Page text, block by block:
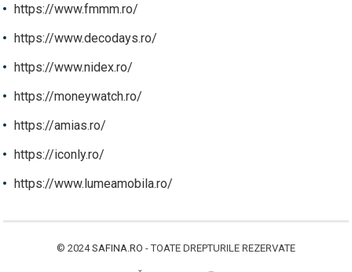
https://www.fmmm.ro/
https://www.decodays.ro/
https://www.nidex.ro/
https://moneywatch.ro/
https://amias.ro/
https://iconly.ro/
https://www.lumeamobila.ro/
© 2024SAFINA.RO - TOATE DREPTURILE REZERVATE